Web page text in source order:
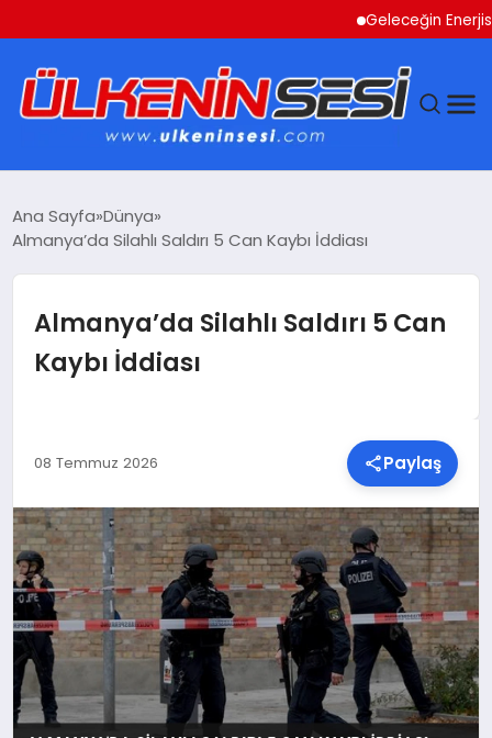
Geleceğin Enerjisi
EKONOMI
GÜNDEM
MAGAZIN
SPOR
TEKNOLOJI
YAŞAM
MALATYA HABERLERI
Ana Sayfa Dünya
Almanya’da Silahlı Saldırı 5 Can Kaybı İddiası
Almanya’da Silahlı Saldırı 5 Can
Kaybı İddiası
08 Temmuz 2026 Paylaş